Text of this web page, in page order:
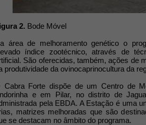
2. Bode Móvel
área de melhoramento genético o
índice zootécnico, através de
São oferecidas, também, ações de
produtividade da ovinocaprinocultura da
Cabra Forte dispõe de um Centro de
e em Pilar, no distrito de
pela EBDA. A Estação é uma
matrizes melhoradas que são
se destacam no âmbito do programa.